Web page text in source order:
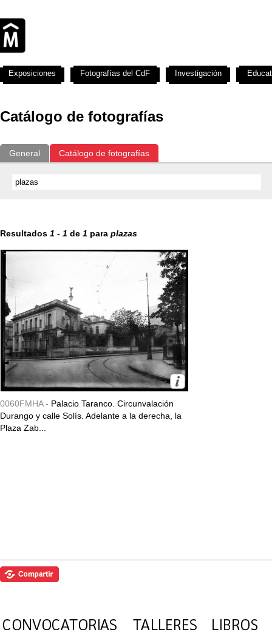
Catálogo de fotografías
General Catálogo de fotografías
Resultados 1 - 1 de 1 para plazas
0060FMHA - Palacio Taranco. Circunvalación
Durango y calle Solís. Adelante a la derecha, la
Plaza Zab...
Exposiciones Fotografías del CdF Investigación